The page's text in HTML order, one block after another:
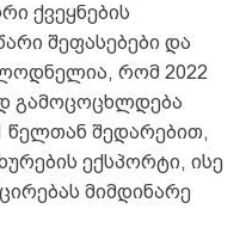
ქვეყნების
შეფასებები და
რომ 2022
გამოცოცხლდება
წელთან შედარებით,
ექსპორტი, ისე
მიმდინარე